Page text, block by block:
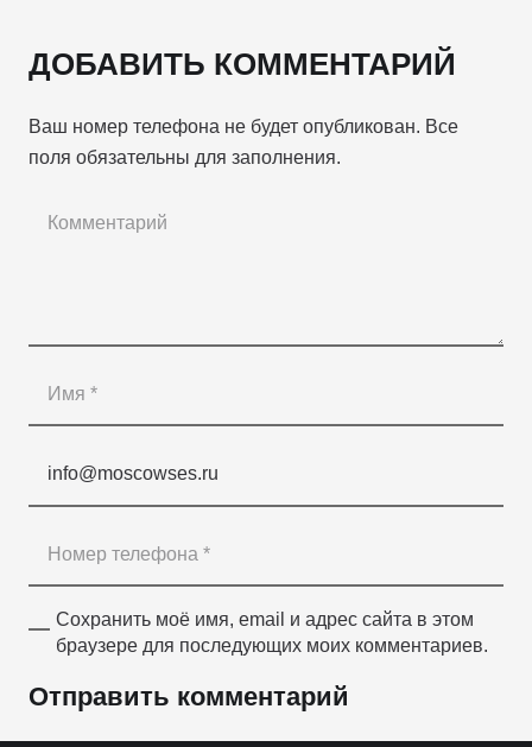
ДОБАВИТЬ КОММЕНТАРИЙ
Ваш номер телефона не будет опубликован. Все
поля обязательны для заполнения.
Сохранить моё имя, email и адрес сайта в этом
браузере для последующих моих комментариев.
Отправить комментарий